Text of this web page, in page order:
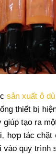
sản xuất ô
thiết bị
tạo ra
hợp tác
quy trình